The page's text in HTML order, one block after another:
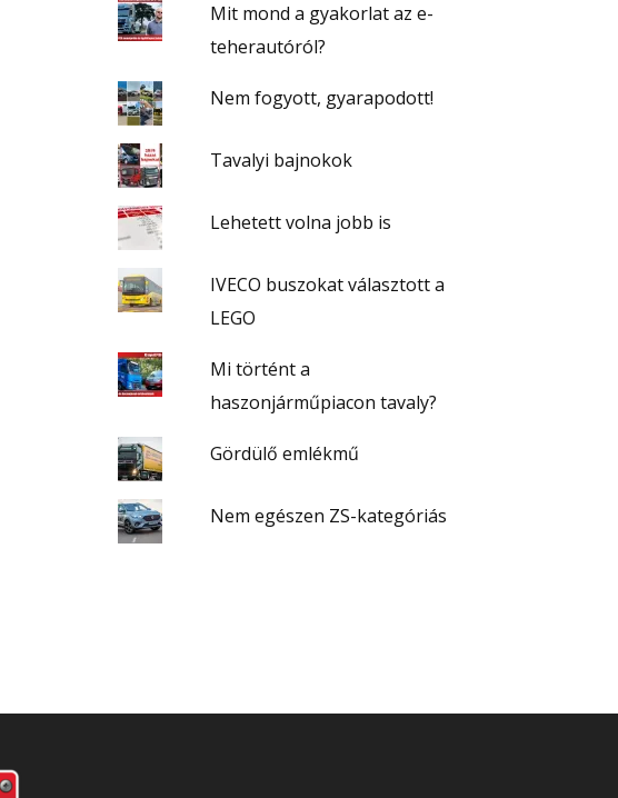
Mit mond a gyakorlat az e-
teherautóról?
Nem fogyott, gyarapodott!
Tavalyi bajnokok
Lehetett volna jobb is
IVECO buszokat választott a
LEGO
Mi történt a
haszonjárműpiacon tavaly?
Gördülő emlékmű
Nem egészen ZS-kategóriás